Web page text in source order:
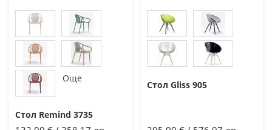
Още
Стол Remind 3735
Стол Gliss 905